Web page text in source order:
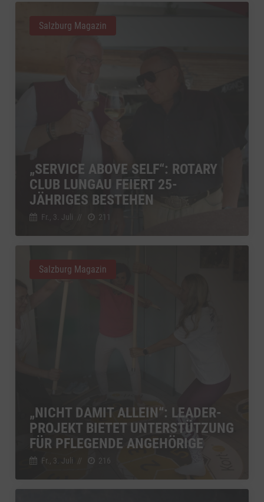
„SERVICE ABOVE SELF“: ROTARY
CLUB LUNGAU FEIERT 25-
JÄHRIGES BESTEHEN
Fr., 3. Juli // 211
Salzburg Magazin
„NICHT DAMIT ALLEIN“: LEADER-
PROJEKT BIETET UNTERSTÜTZUNG
FÜR PFLEGENDE ANGEHÖRIGE
Fr., 3. Juli // 216
Salzburg Magazin